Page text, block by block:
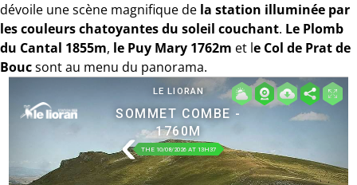
dévoile une scène magnifique de la station illuminée par
les couleurs chatoyantes du soleil couchant. Le Plomb
du Cantal 1855m, le Puy Mary 1762m et le Col de Prat de
Boucsont au menu du panorama.